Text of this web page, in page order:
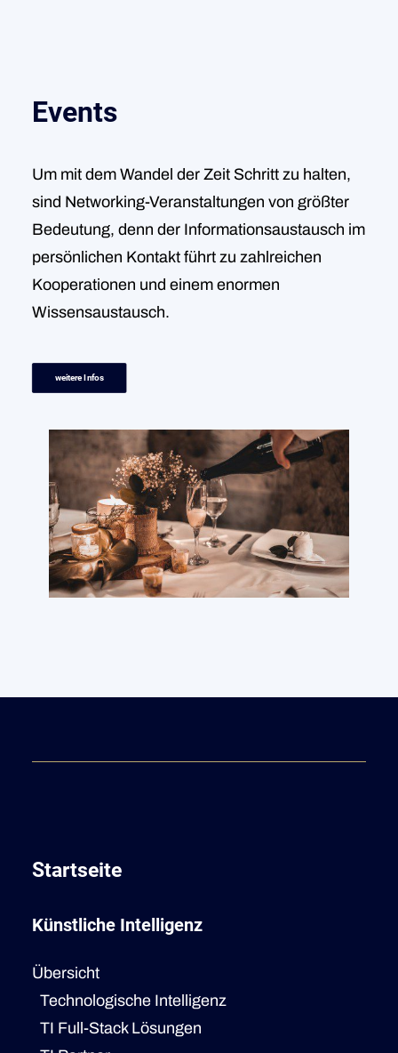
Events
Um mit dem Wandel der Zeit Schritt zu halten,
sind Networking-Veranstaltungen von größter
Bedeutung, denn der Informationsaustausch im
persönlichen Kontakt führt zu zahlreichen
Kooperationen und einem enormen
Wissensaustausch.
weitere Infos
Startseite
Künstliche Intelligenz
Übersicht
Technologische Intelligenz
TI Full-Stack Lösungen